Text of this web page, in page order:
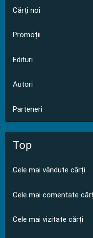
Cărți noi
Promoții
Edituri
Autori
Parteneri
Top
Cele mai vândute cărți
Cele mai comentate
Cele mai vizitate cărți